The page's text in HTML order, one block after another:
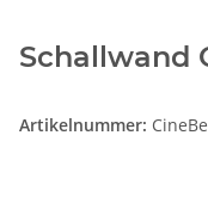
Schallwand
Artikelnummer: